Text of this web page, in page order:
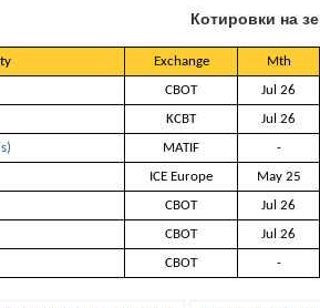
Котировки на
Exchange
Mth
СВОТ
Jul 26
KCBT
Jul 26
MATIF
-
ICE Europe
May 25
СВОТ
Jul 26
СВОТ
Jul 26
СВОТ -